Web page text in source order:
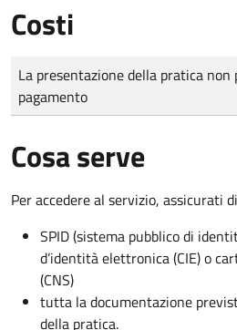
Costi
Tipo di pagamento
Importo
La presentazione della pratica non
pagamento
Cosa serve
Per accedere al servizio, assicurati
SPID (sistema pubblico di
d’identità elettronica (CIE) o
(CNS)
tutta la documentazione
della pratica.